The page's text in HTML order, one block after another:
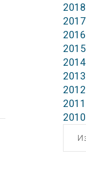
2018
2017
2016
2015
2014
2013
2012
2011
2010